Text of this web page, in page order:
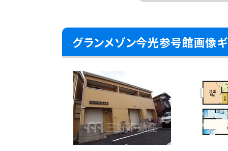
グランメゾン今光参号館画像